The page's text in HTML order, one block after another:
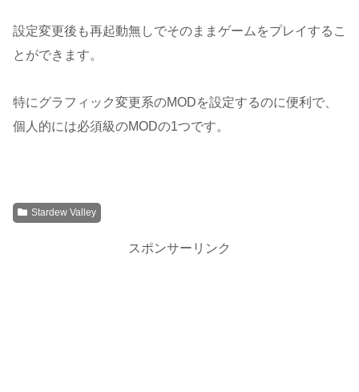
設定変更後も再起動無しでそのままゲームをプレイするこ
とができます。
特にグラフィック変更系のMODを設定するのに便利で、
個人的には必須級のMODの1つです。
Stardew Valley
スポンサーリンク